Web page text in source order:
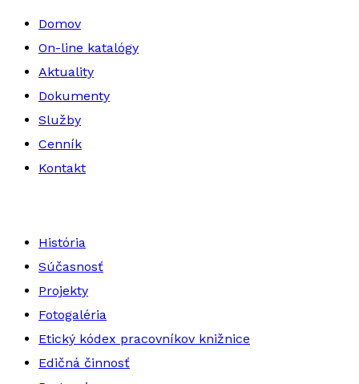
Domov
On-line katalógy
Aktuality
Dokumenty
Služby
Cenník
Kontakt
História
Súčasnosť
Projekty
Fotogaléria
Etický kódex pracovníkov knižnice
Edičná činnosť